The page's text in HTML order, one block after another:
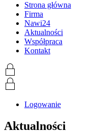
Strona główna
Firma
Nawi24
Aktualności
Współpraca
Kontakt
Logowanie
Aktualności